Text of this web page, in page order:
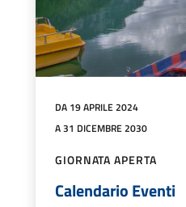
DA 19 APRILE 2024
A 31 DICEMBRE 2030
GIORNATA APERTA
Calendario Eventi